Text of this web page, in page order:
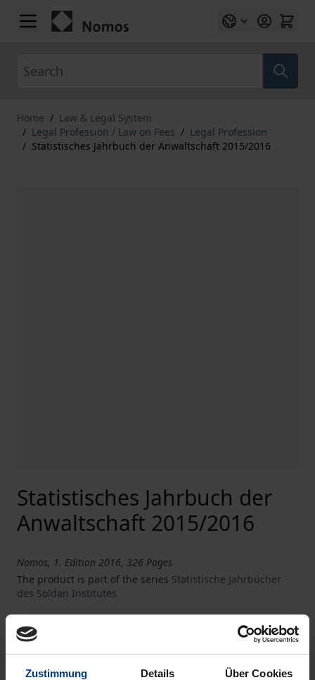
Zustimmung Details Über Cookies
Skip to Content
Home / Law & Legal System
/ Legal Profession / Law on Fees / Legal Profession
/ Statistisches Jahrbuch der Anwaltschaft 2015/2016
Statistisches Jahrbuch der
Anwaltschaft 2015/2016
Nomos, 1. Edition 2016, 326 Pages
The product is part of the series Statistische Jahrbücher
des Soldan Institutes
Book
€19.00
ISBN 978-3-8487-7345-9